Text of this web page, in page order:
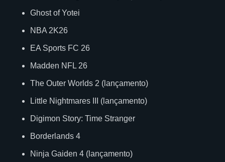
Ghost of Yotei
NBA 2K26
EA Sports FC 26
Madden NFL 26
The Outer Worlds 2 (lançamento)
Little Nightmares III (lançamento)
Digimon Story: Time Stranger
Borderlands 4
Ninja Gaiden 4 (lançamento)